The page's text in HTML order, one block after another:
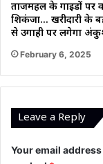
ताजमहल के गाइडों पर
शिकंजा… खरीदारी के
से उगाही पर लगेगा
February 6, 2025
Leave a Reply
Your email